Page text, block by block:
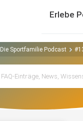
Erlebe
Die Sportfamilie Podcast